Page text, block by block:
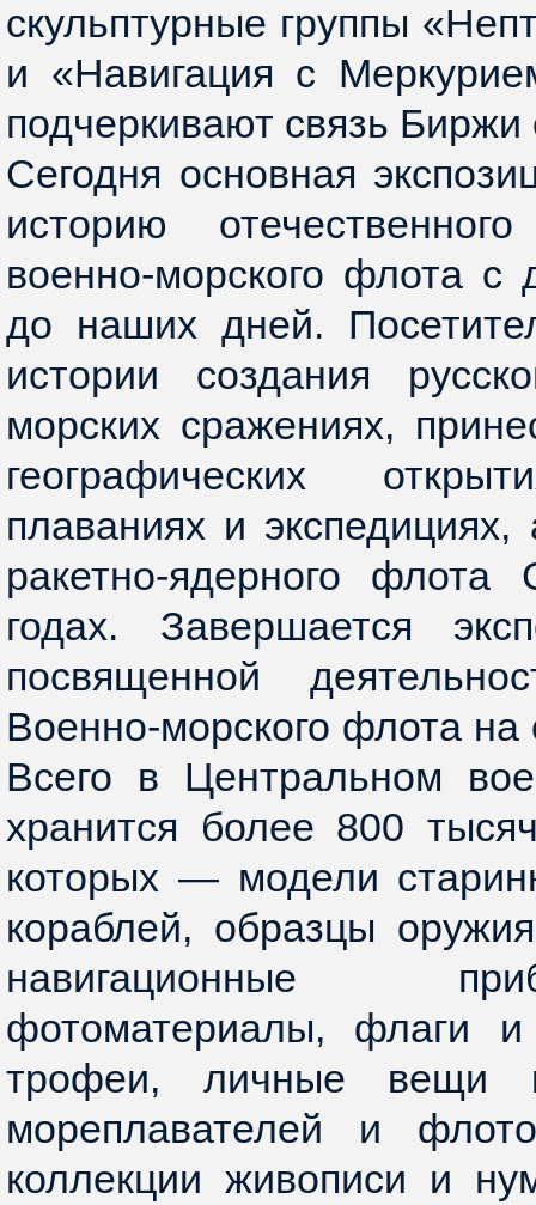
скульптурные группы
и «Навигация с
подчеркивают связь Биржи
Сегодня основная
историю
военно-морского флота с
до наших дней.
истории создания
морских сражениях,
географических
плаваниях и
ракетно-ядерного
годах. Завершается
посвященной
Военно-морского флота
Всего в Центральном
хранится более 800
которых — модели
кораблей, образцы
навигационные
фотоматериалы, флаги
трофеи, личные вещи
мореплавателей и
коллекции живописи и